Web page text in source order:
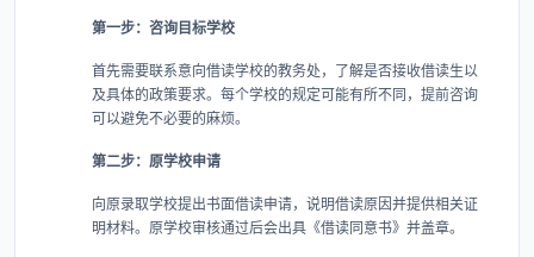
第一步：咨询目标学校
首先需要联系意向借读学校的教务处，了解是否接收借读生以
及具体的政策要求。每个学校的规定可能有所不同，提前咨询
可以避免不必要的麻烦。
第二步：原学校申请
向原录取学校提出书面借读申请，说明借读原因并提供相关证
明材料。原学校审核通过后会出具《借读同意书》并盖章。